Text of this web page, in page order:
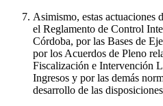
Asimismo, estas actuaciones
el Reglamento de Control
Córdoba, por las Bases de
por los Acuerdos de Pleno
Fiscalización e Intervención
Ingresos y por las demás
desarrollo de las